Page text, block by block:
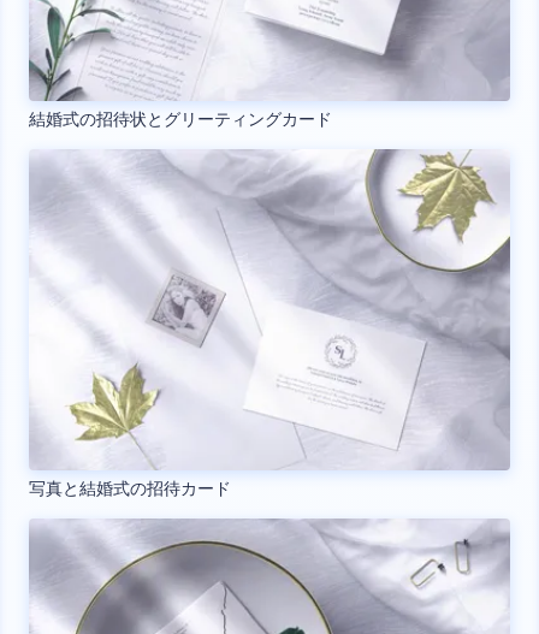
結婚式の招待状とグリーティングカード
写真と結婚式の招待カード